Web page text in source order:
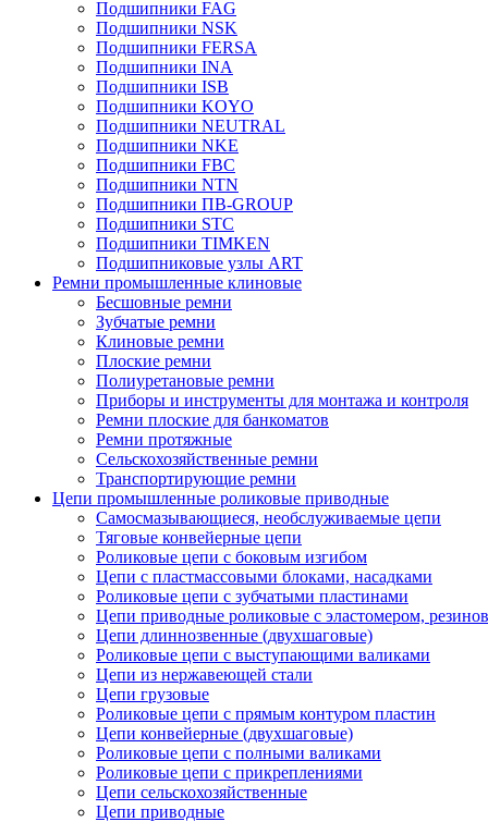
Подшипники FAG
Подшипники NSK
Подшипники FERSA
Подшипники INA
Подшипники ISB
Подшипники KOYO
Подшипники NEUTRAL
Подшипники NKE
Подшипники FBC
Подшипники NTN
Подшипники ПВ-GROUP
Подшипники STC
Подшипники TIMKEN
Подшипниковые узлы ART
Ремни промышленные клиновые
Бесшовные ремни
Зубчатые ремни
Клиновые ремни
Плоские ремни
Полиуретановые ремни
Приборы и инструменты для монтажа и контроля
Ремни плоские для банкоматов
Ремни протяжные
Сельскохозяйственные ремни
Транспортирующие ремни
Цепи промышленные роликовые приводные
Самосмазывающиеся, необслуживаемые цепи
Тяговые конвейерные цепи
Роликовые цепи с боковым изгибом
Цепи с пластмассовыми блоками, насадками
Роликовые цепи с зубчатыми пластинами
Цепи приводные роликовые с эластомером,
Цепи длиннозвенные (двухшаговые)
Роликовые цепи с выступающими валиками
Цепи из нержавеющей стали
Цепи грузовые
Роликовые цепи с прямым контуром пластин
Цепи конвейерные (двухшаговые)
Роликовые цепи с полными валиками
Роликовые цепи с прикреплениями
Цепи сельскохозяйственные
Цепи приводные